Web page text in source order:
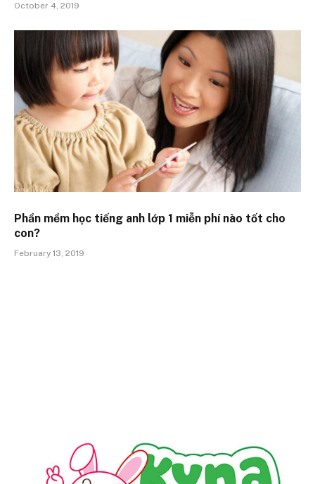
October 4, 2019
Phần mềm học tiếng anh lớp 1 miễn phí nào tốt cho
con?
February 13, 2019